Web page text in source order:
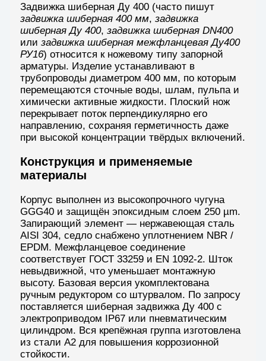
Задвижка шиберная Ду 400 (часто пишут
задвижка шиберная 400 мм,задвижка
шиберная Ду 400,задвижка шиберная DN400
илизадвижка шиберная межфланцевая Ду400
РУ16) относится к ножевому типу запорной
арматуры. Изделие устанавливают в
трубопроводы диаметром 400 мм, по которым
перемещаются сточные воды, шлам, пульпа и
химически активные жидкости. Плоский нож
перекрывает поток перпендикулярно его
направлению, сохраняя герметичность даже
при высокой концентрации твёрдых включений.
Конструкция и применяемые
материалы
Корпус выполнен из высокопрочного чугуна
GGG40 и защищён эпоксидным слоем 250 µm.
Запирающий элемент — нержавеющая сталь
AISI 304, седло снабжено уплотнением NBR /
EPDM. Межфланцевое соединение
соответствует ГОСТ 33259 и EN 1092-2. Шток
невыдвижной, что уменьшает монтажную
высоту. Базовая версия укомплектована
ручным редуктором со штурвалом. По запросу
поставляется шиберная задвижка Ду 400 с
электроприводом IP67 или пневматическим
цилиндром. Вся крепёжная группа изготовлена
из стали A2 для повышения коррозионной
стойкости.